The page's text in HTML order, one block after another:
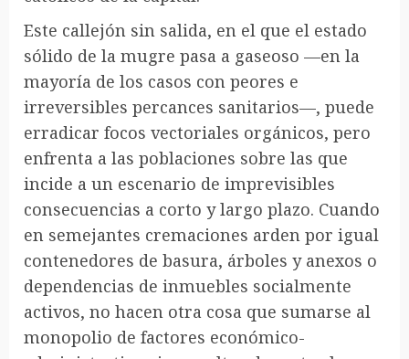
Este callejón sin salida, en el que el estado
sólido de la mugre pasa a gaseoso —en la
mayoría de los casos con peores e
irreversibles percances sanitarios—, puede
erradicar focos vectoriales orgánicos, pero
enfrenta a las poblaciones sobre las que
incide a un escenario de imprevisibles
consecuencias a corto y largo plazo. Cuando
en semejantes cremaciones arden por igual
contenedores de basura, árboles y anexos o
dependencias de inmuebles socialmente
activos, no hacen otra cosa que sumarse al
monopolio de factores económico-